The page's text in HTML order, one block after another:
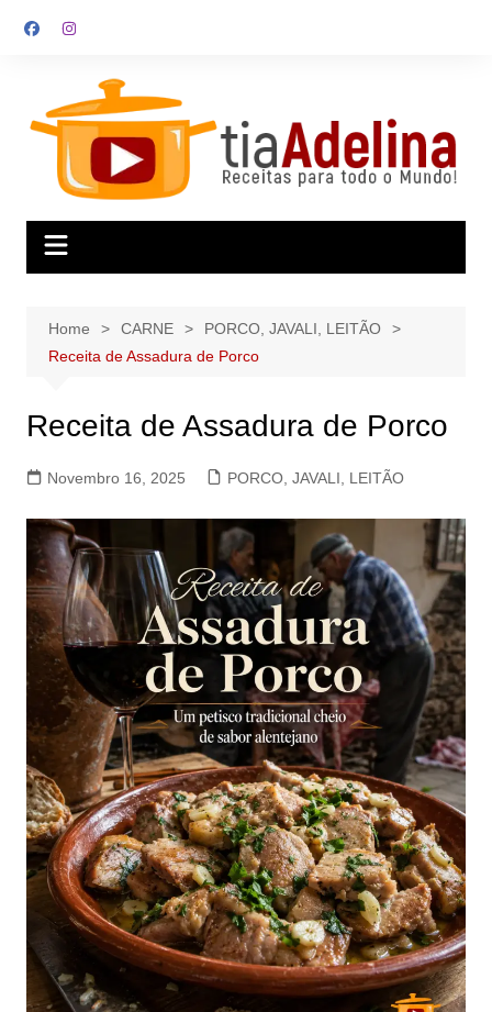
Home CARNE
PORCO, JAVALI, LEITÃO
Receita de Assadura de Porco
Receita de Assadura de Porco
Novembro 16, 2025 PORCO, JAVALI, LEITÃO